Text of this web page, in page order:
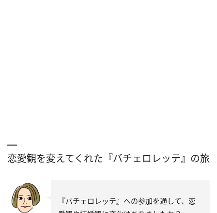
恋愛観を変えてくれた『バチェロレッテ』の旅
『バチェロレッテ』への参加を通して、恋